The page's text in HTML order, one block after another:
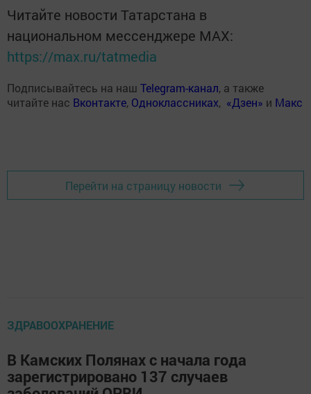
Читайте новости Татарстана в
национальном мессенджере MАХ:
https://max.ru/tatmedia
Подписывайтесь на наш Telegram-канал, а также
читайте нас Вконтакте, Одноклассниках, «Дзен» и Макс
Перейти на страницу новости
ЗДРАВООХРАНЕНИЕ
В Камских Полянах с начала года
зарегистрировано 137 случаев